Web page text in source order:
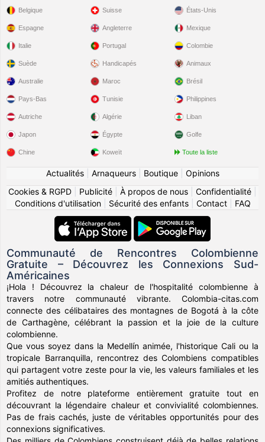
Belgique
Espagne
Italie
Suède
Suisse
Angleterre
Portugal
Handicapés
États-Unis
Mexique
Colombie
Animaux
Australie
Pays-Bas
Autriche
Japon
Chine
Maroc
Tunisie
Algérie
Égypte
Koweït
Brésil
Philippines
Liban
Golfe
Toute la liste
Actualités| Arnaqueurs| Boutique| Opinions
Cookies & RGPD
Publicité À propos de nous Confidentialité
Conditions d'utilisation| Sécurité des enfants| Contact| FAQ
Communauté de Rencontres Colombienne
Gratuite – Découvrez les Connexions Sud-
Américaines
¡Hola ! Découvrez la chaleur de l'hospitalité colombienne à
travers notre communauté vibrante. Colombia-citas.com
connecte des célibataires des montagnes de Bogotá à la côte
de Carthagène, célébrant la passion et la joie de la culture
colombienne.
Que vous soyez dans la Medellín animée, l'historique Cali ou la
tropicale Barranquilla, rencontrez des Colombiens compatibles
qui partagent votre zeste pour la vie, les valeurs familiales et les
amitiés authentiques.
Profitez de notre plateforme entièrement gratuite tout en
découvrant la légendaire chaleur et convivialité colombiennes.
Pas de frais cachés, juste de véritables opportunités pour des
connexions significatives.